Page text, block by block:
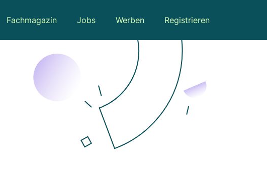
Fachmagazin Jobs Werben Registrieren